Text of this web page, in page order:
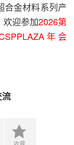
合金材料系列产
欢迎参加2026第
年会